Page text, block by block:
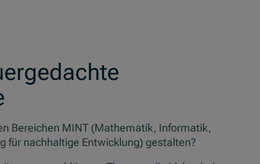
Bereichen MINT (Mathematik, Informatik,
für nachhaltige Entwicklung) gestalten?